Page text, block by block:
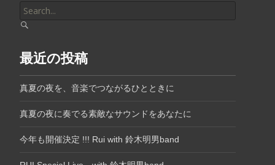
for:
最近の投稿
真夏の夜を、音楽でつながるひとときに
真夏の夜に奏でる素敵なサウンドをあなたに
今年も開催決定 !!! Rui with 鈴木明男band